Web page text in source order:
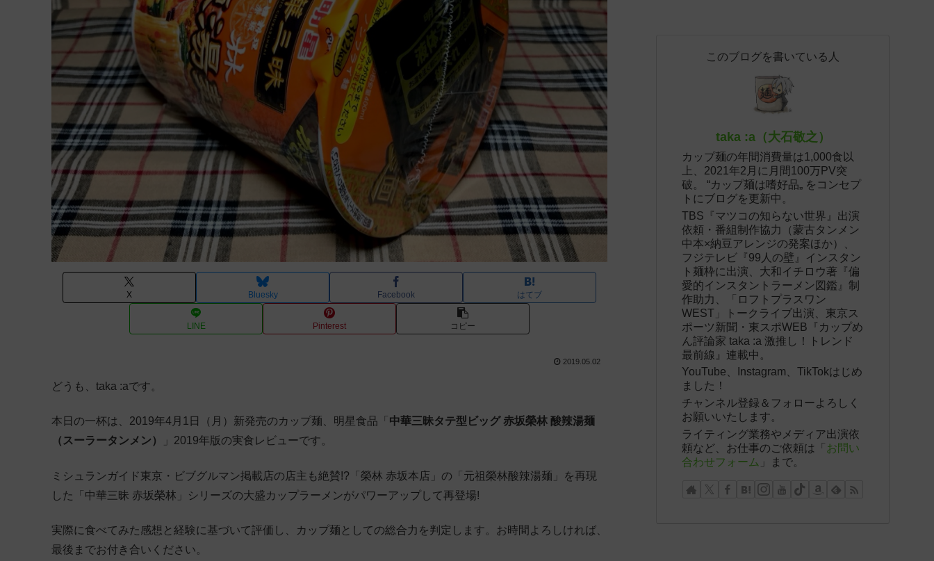
X Bluesky Facebook はてブ
LINE Pinterest コピー
2019.05.02
どうも、taka :aです。
本日の一杯は、2019年4月1日（月）新発売のカップ麺、明星食品「 中華三昧タテ型ビッグ 赤坂榮林 酸辣湯麺
（スーラータンメン）
」2019年版の実食レビューです。
ミシュランガイド東京・ビブグルマン掲載店の店主も絶賛!?「榮林 赤坂本店」の「元祖榮林酸辣湯麺」を再現
した「中華三昧 赤坂榮林」シリーズの大盛カップラーメンがパワーアップして再登場!
実際に食べてみた感想と経験に基づいて評価し、カップ麺としての総合力を判定します。お時間よろしければ、
最後までお付き合いください。
このブログを書いている人
taka :a（大石敬之）
カップ麺の年間消費量は1,000食以
上、2021年2月に月間100万PV突
破。 “カップ麺は嗜好品„ をコンセプ
トにブログを更新中。
TBS『マツコの知らない世界』出演
依頼・番組制作協力（蒙古タンメン
中本×納豆アレンジの発案ほか）、
フジテレビ『99人の壁』インスタン
ト麺枠に出演、大和イチロウ著『偏
愛的インスタントラーメン図鑑』制
作助力、「ロフトプラスワン
WEST」トークライブ出演、東京ス
ポーツ新聞・東スポWEB『カップめ
ん評論家 taka :a 激推し！トレンド
最前線』連載中。
YouTube、Instagram、TikTokはじめ
ました！
チャンネル登録＆フォローよろしく
お願いいたします。
ライティング業務やメディア出演依
頼など、お仕事のご依頼は「 お問い
合わせフォーム 」まで。